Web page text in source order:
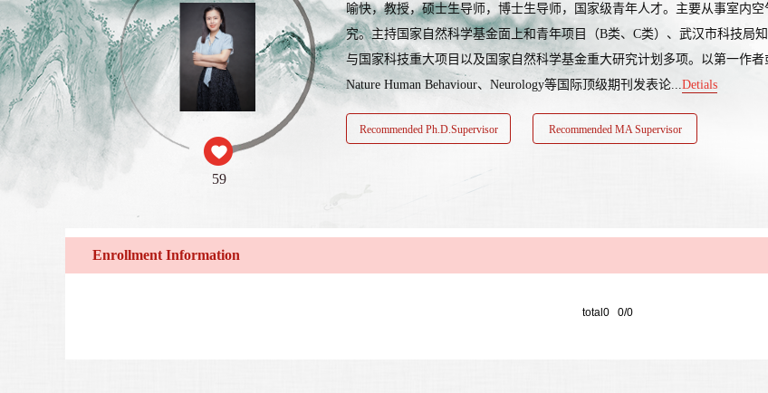
59
喻快，教授，硕士生导师，博士生导师，国家级青年人才。主要从事室内
究。主持国家自然科学基金面上和青年项目（B类、C类）、武汉市科技局
与国家科技重大项目以及国家自然科学基金重大研究计划多项。以第一作者
Nature Human Behaviour、Neurology等国际顶级期刊发表论...Detials
Recommended Ph.D.Supervisor Recommended MA Supervisor
Enrollment Information
total0 0/0